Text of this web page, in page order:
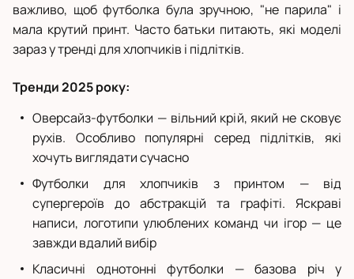
важливо, щоб футболка була зручною, "не парила" і
мала крутий принт. Часто батьки питають, які моделі
зараз у тренді для хлопчиків і підлітків.
Тренди 2025 року:
Оверсайз-футболки — вільний крій, який не сковує
рухів. Особливо популярні серед підлітків, які
хочуть виглядати сучасно
Футболки для хлопчиків з принтом — від
супергероїв до абстракцій та графіті. Яскраві
написи, логотипи улюблених команд чи ігор — це
завжди вдалий вибір
Класичні однотонні футболки — базова річ у